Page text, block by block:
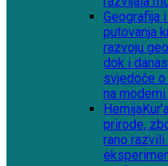
Geografija
putovanja
razvoju
dok i
svjedoče
na
Hemija
prirode,
rano razvili